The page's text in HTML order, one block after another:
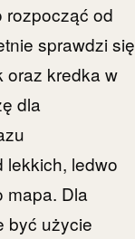
rozpocząć od
sprawdzi się
oraz kredka w
dla
lekkich, ledwo
mapa. Dla
być użycie